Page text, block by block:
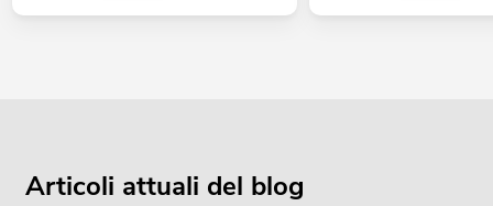
Articoli attuali del blog